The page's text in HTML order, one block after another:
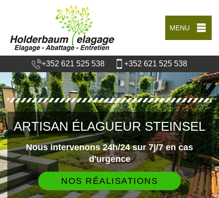
MENU
+352 621 525 538 +352 621 525 538
ARTISAN ÉLAGUEUR STEINSEL
Nous intervenons 24h/24 sur 7j/7 en cas
d'urgence
NOS RÉALISATIONS